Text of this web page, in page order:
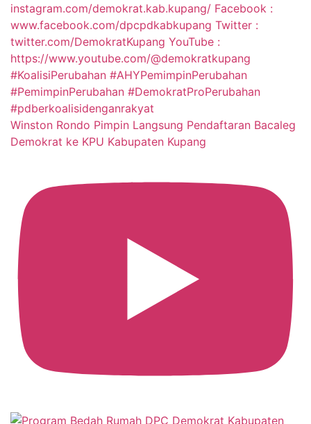
Winston Rondo Pimpin Langsung Pendaftaran Bacaleg
Demokrat ke KPU Kabupaten Kupang